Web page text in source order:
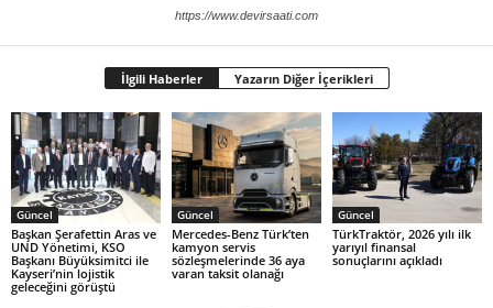
https://www.devirsaati.com
İlgili Haberler Yazarın Diğer İçerikleri
Güncel
Başkan Şerafettin Aras ve
UND Yönetimi, KSO
Başkanı Büyüksimitci ile
Kayseri’nin lojistik
geleceğini görüştü
Güncel
Mercedes-Benz Türk’ten
kamyon servis
sözleşmelerinde 36 aya
varan taksit olanağı
Güncel
TürkTraktör, 2026 yılı ilk
yarıyıl finansal
sonuçlarını açıkladı